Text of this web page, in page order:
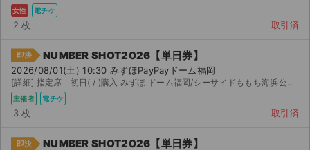
女性 電チケ
2 枚 取引済
即決 NUMBER SHOT2026【単日券】
2026/08/01(土) 10:30 みずほPayPayドーム福岡
[詳細] 指定席 初日( / )購入 みずほ ドーム福岡/シーサイドももち海浜公園地行浜ビー...
主催者 電チケ
3 枚 取引済
即決 NUMBER SHOT2026【単日券】